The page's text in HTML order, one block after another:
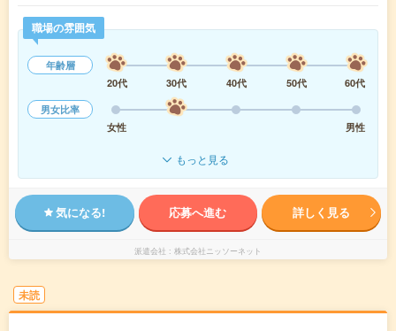
職場の雰囲気
年齢層
20代
30代 40代 50代
60代
男女比率
女性
男性
もっと見る
気になる! 応募へ進む 詳しく見る
派遣会社 株式会社ニッソーネット
未読